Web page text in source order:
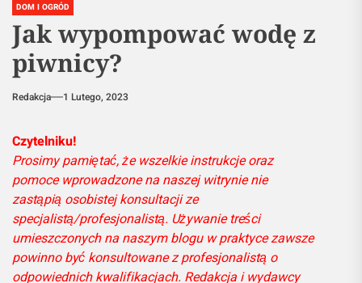
DOM I OGRÓD
Jak wypompować wodę z
piwnicy?
Redakcja 1 Lutego, 2023
Czytelniku!
Prosimy pamiętać, że wszelkie instrukcje oraz
pomoce wprowadzone na naszej witrynie nie
zastąpią osobistej konsultacji ze
specjalistą/profesjonalistą. Używanie treści
umieszczonych na naszym blogu w praktyce zawsze
powinno być konsultowane z profesjonalistą o
odpowiednich kwalifikacjach. Redakcja i wydawcy